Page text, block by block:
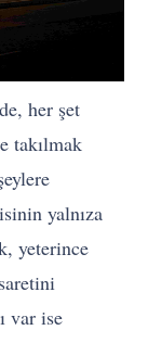
her şet
takılmak
yalnıza
yeterince
var ise